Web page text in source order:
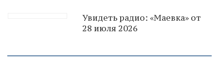
Увидеть радио: «Маевка» от
28 июля 2026